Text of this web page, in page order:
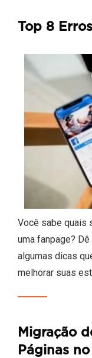
Top 8
Você sabe quais
uma fanpage?
algumas dicas
melhorar suas
Migração
Páginas